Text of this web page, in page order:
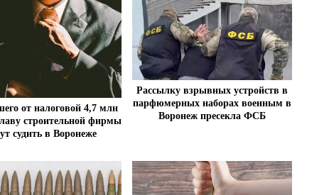
от налоговой 4,7 млн
строительной фирмы
судить в Воронеже
Рассылку взрывных устройств в
парфюмерных наборах военным в
Воронеж пресекла ФСБ